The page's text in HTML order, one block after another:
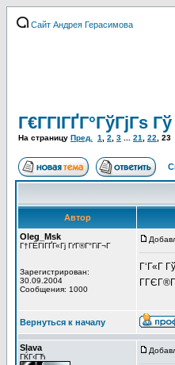
Сайт Андрея Герасимова
Г€Г­ГІГҐГ°ГўГјГѕ
На страницу Пред. 1 2 3 21 22 23
Автор
Oleg_Msk
Г†ГЁГІГҐГ«Гј ГґГ®Г°ГіГ¬Г
Зарегистрирован:
30.09.2004
Сообщения: 1000
Г‘Г«Г
Вернуться к началу
Slava
ГЌГ‹ГЋ